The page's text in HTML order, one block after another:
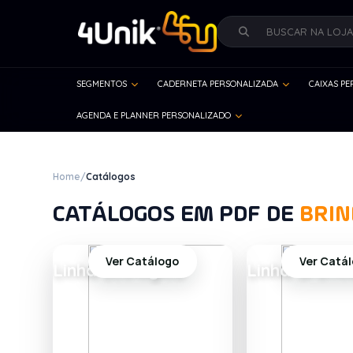
SEGMENTOS CADERNETA PERSONALIZADA CAIXAS
AGENDA E PLANNER PERSONALIZADO
Home/Catálogos
CATÁLOGOS EM PDF DE
Linha Ecológica
Ver Catálogo LinhaVer